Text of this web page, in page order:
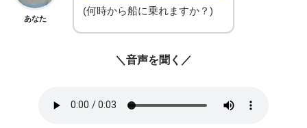
あなた
(何時から船に乗れますか？)
＼音声を聞く／